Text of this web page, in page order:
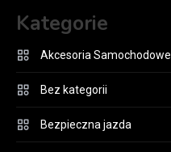
Kategorie
Akcesoria Samochodowe
Bez kategorii
Bezpieczna jazda